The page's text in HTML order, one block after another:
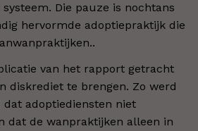
Die pauze is nochtans
hervormde adoptiepraktijk die
van het rapport getracht
diskrediet te brengen. Zo werd
adoptiediensten niet
dat de wanpraktijken alleen in